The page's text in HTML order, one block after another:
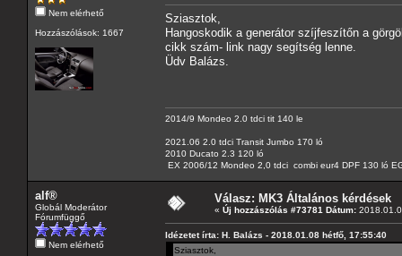
Nem elérhető
Hozzászólások: 1667
Sziasztok,
Hangoskodik a generátor szíjfeszítőn a
cikk szám- link nagy segítség lenne.
Üdv Balázs.
2014/9 Mondeo 2.0 tdci tit 140 le
2021.06 2.0 tdci Transit Jumbo 170 ló
2010 Ducato 2.3 120 ló
EX 2006/12 Mondeo 2,0 tdci combi eur4 DPF 130 ló
alf®
Globál Moderátor
Fórumfüggő
Nem elérhető
Válasz: MK3 Általános kérdések
« Új hozzászólás #73781 Dátum:
Idézetet írta: H. Balázs - 2018.01.08 hétfő, 17:55:40
Sziasztok,